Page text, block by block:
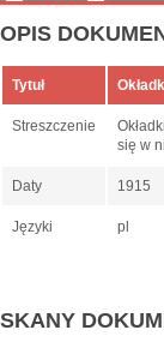
OPIS
Tytuł
Streszczenie
się w
Daty 1915
Języki pl
SKANY